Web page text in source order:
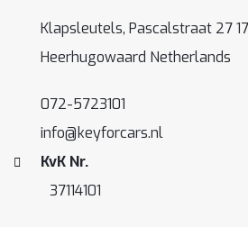
Klapsleutels, Pascalstraat 27
Heerhugowaard Netherlands
072-5723101
info@keyforcars.nl
KvK Nr.
37114101